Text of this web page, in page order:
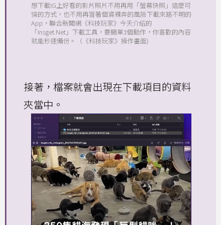
想下載IG上好看的影片照片不用再用「螢幕快照」這麼可
憐的方式，也不用再冒著個資裸奔的風險下載來路不明的
App，聯合新聞網《科技玩家》今天介紹的
「Insget.Net」下載工具，要簡單3個動作，你喜歡的內容
就能秒速備份。（《科技玩家》操作畫面)
接著，檔案就會出現在下載項目的資料
夾當中。